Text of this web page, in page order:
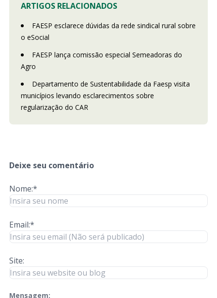
ARTIGOS RELACIONADOS
FAESP esclarece dúvidas da rede sindical rural sobre
o eSocial
FAESP lança comissão especial Semeadoras do
Agro
Departamento de Sustentabilidade da Faesp visita
municípios levando esclarecimentos sobre
regularização do CAR
Deixe seu comentário
Nome:*
Email:*
Site:
Mensagem: